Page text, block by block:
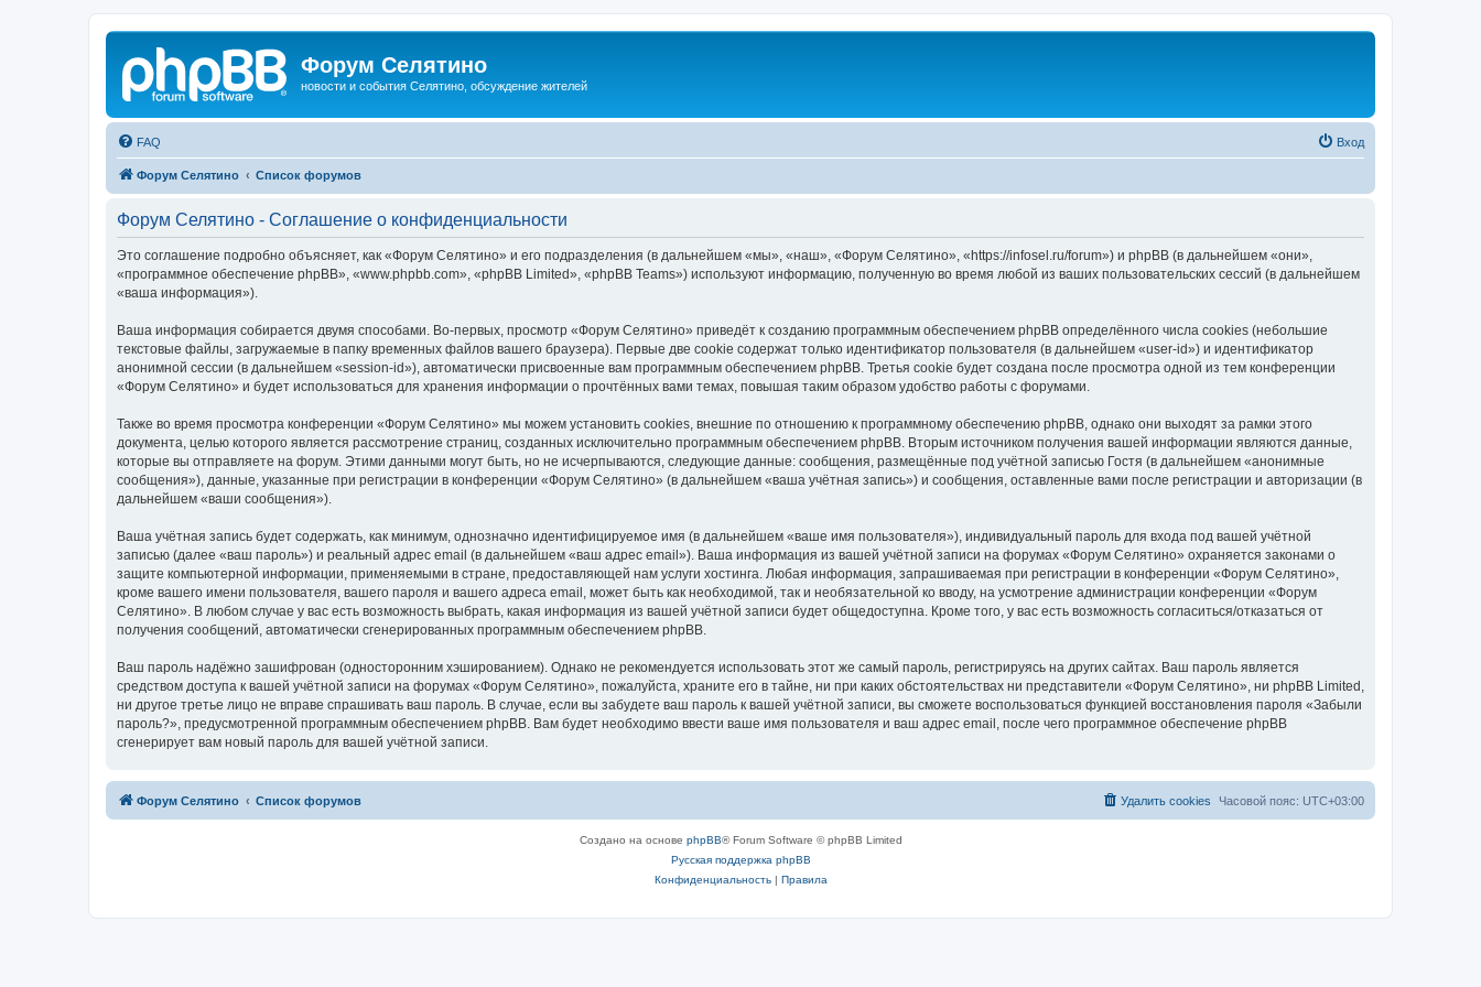
Форум Селятино
новости и события Селятино, обсуждение жителей
FAQ Вход
Форум Селятино Список форумов
Форум Селятино - Соглашение о конфиденциальности
Это соглашение подробно объясняет, как «Форум Селятино» и его подразделения (в дальнейшем «мы», «наш», «Форум Селятино», «https://infosel.ru/forum») и phpBB (в дальнейшем «они»,
«программное обеспечение phpBB», «www.phpbb.com», «phpBB Limited», «phpBB Teams») используют информацию, полученную во время любой из ваших пользовательских сессий (в дальнейшем
«ваша информация»).
Ваша информация собирается двумя способами. Во-первых, просмотр «Форум Селятино» приведёт к созданию программным обеспечением phpBB определённого числа cookies (небольшие
текстовые файлы, загружаемые в папку временных файлов вашего браузера). Первые две cookie содержат только идентификатор пользователя (в дальнейшем «user-id») и идентификатор
анонимной сессии (в дальнейшем «session-id»), автоматически присвоенные вам программным обеспечением phpBB. Третья cookie будет создана после просмотра одной из тем конференции
«Форум Селятино» и будет использоваться для хранения информации о прочтённых вами темах, повышая таким образом удобство работы с форумами.
Также во время просмотра конференции «Форум Селятино» мы можем установить cookies, внешние по отношению к программному обеспечению phpBB, однако они выходят за рамки этого
документа, целью которого является рассмотрение страниц, созданных исключительно программным обеспечением phpBB. Вторым источником получения вашей информации являются данные,
которые вы отправляете на форум. Этими данными могут быть, но не исчерпываются, следующие данные: сообщения, размещённые под учётной записью Гостя (в дальнейшем «анонимные
сообщения»), данные, указанные при регистрации в конференции «Форум Селятино» (в дальнейшем «ваша учётная запись») и сообщения, оставленные вами после регистрации и авторизации (в
дальнейшем «ваши сообщения»).
Ваша учётная запись будет содержать, как минимум, однозначно идентифицируемое имя (в дальнейшем «ваше имя пользователя»), индивидуальный пароль для входа под вашей учётной
записью (далее «ваш пароль») и реальный адрес email (в дальнейшем «ваш адрес email»). Ваша информация из вашей учётной записи на форумах «Форум Селятино» охраняется законами о
защите компьютерной информации, применяемыми в стране, предоставляющей нам услуги хостинга. Любая информация, запрашиваемая при регистрации в конференции «Форум Селятино»,
кроме вашего имени пользователя, вашего пароля и вашего адреса email, может быть как необходимой, так и необязательной ко вводу, на усмотрение администрации конференции «Форум
Селятино». В любом случае у вас есть возможность выбрать, какая информация из вашей учётной записи будет общедоступна. Кроме того, у вас есть возможность согласиться/отказаться от
получения сообщений, автоматически сгенерированных программным обеспечением phpBB.
Ваш пароль надёжно зашифрован (односторонним хэшированием). Однако не рекомендуется использовать этот же самый пароль, регистрируясь на других сайтах. Ваш пароль является
средством доступа к вашей учётной записи на форумах «Форум Селятино», пожалуйста, храните его в тайне, ни при каких обстоятельствах ни представители «Форум Селятино», ни phpBB Limited,
ни другое третье лицо не вправе спрашивать ваш пароль. В случае, если вы забудете ваш пароль к вашей учётной записи, вы сможете воспользоваться функцией восстановления пароля «Забыли
пароль?», предусмотренной программным обеспечением phpBB. Вам будет необходимо ввести ваше имя пользователя и ваш адрес email, после чего программное обеспечение phpBB
сгенерирует вам новый пароль для вашей учётной записи.
Форум Селятино Список форумов Часовой пояс: UTC+03:00
Удалить cookies
Создано на основе phpBB® Forum Software © phpBB Limited
Русская поддержка phpBB
Конфиденциальность| Правила